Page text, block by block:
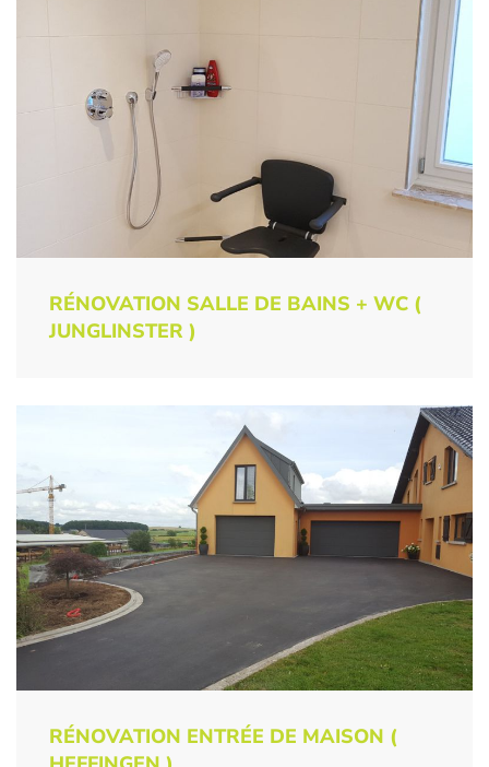
RÉNOVATION SALLE DE BAINS + WC (
JUNGLINSTER )
RÉNOVATION ENTRÉE DE MAISON (